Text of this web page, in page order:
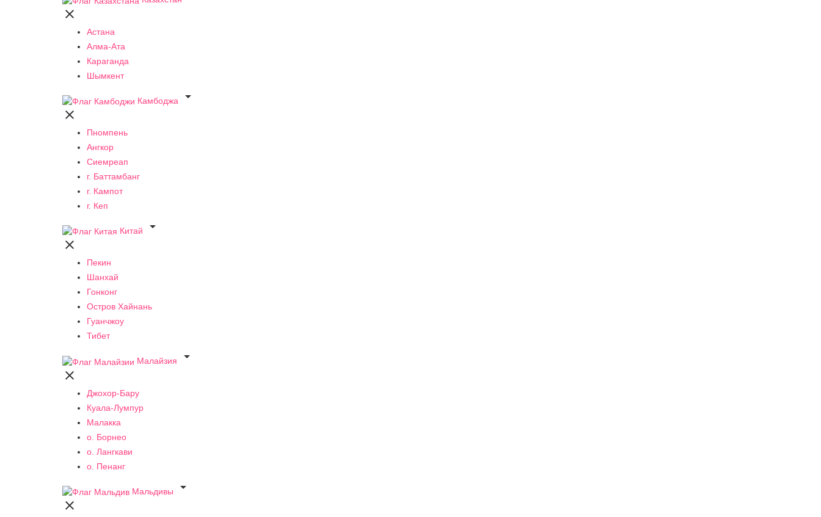

Астана
Алма-Ата
Караганда
Шымкент
Камбоджа


Пномпень
Ангкор
Сиемреап
г. Баттамбанг
г. Кампот
г. Кеп
Китай


Пекин
Шанхай
Гонконг
Остров Хайнань
Гуанчжоу
Тибет
Малайзия


Джохор-Бару
Куала-Лумпур
Малакка
о. Борнео
о. Лангкави
о. Пенанг
Мальдивы

